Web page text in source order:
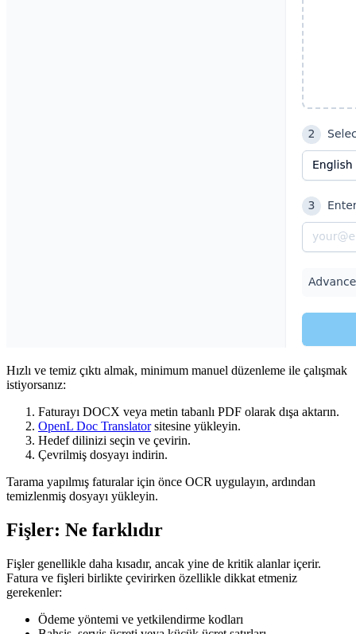
Hızlı ve temiz çıktı almak, minimum manuel düzenleme ile çalışmak
istiyorsanız:
Faturayı DOCX veya metin tabanlı PDF olarak dışa aktarın.
OpenL Doc Translatorsitesine yükleyin.
Hedef dilinizi seçin ve çevirin.
Çevrilmiş dosyayı indirin.
Tarama yapılmış faturalar için önce OCR uygulayın, ardından
temizlenmiş dosyayı yükleyin.
Fişler: Ne farklıdır
Fişler genellikle daha kısadır, ancak yine de kritik alanlar içerir.
Fatura ve fişleri birlikte çevirirken özellikle dikkat etmeniz
gerekenler:
Ödeme yöntemi ve yetkilendirme kodları